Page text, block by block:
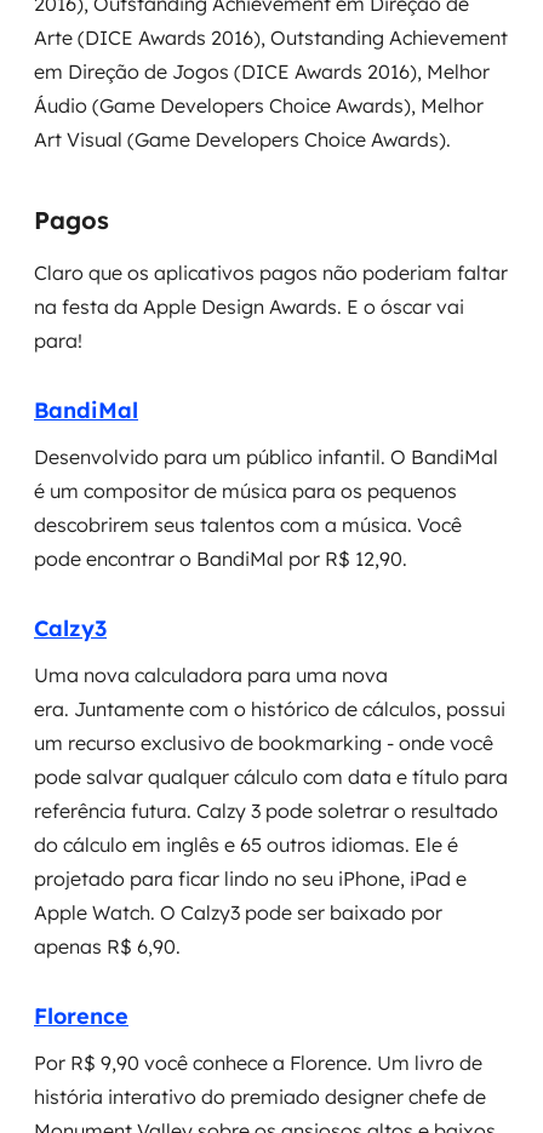
Arte (DICE Awards 2016), Outstanding Achievement
em Direção de Jogos (DICE Awards 2016), Melhor
Áudio (Game Developers Choice Awards), Melhor
Art Visual (Game Developers Choice Awards).
Pagos
Claro que os aplicativos pagos não poderiam faltar
na festa da Apple Design Awards. E o óscar vai
para!
BandiMal
Desenvolvido para um público infantil. O BandiMal
é um compositor de música para os pequenos
descobrirem seus talentos com a música. Você
pode encontrar o BandiMal por R$ 12,90.
Calzy3
Uma nova calculadora para uma nova
era. Juntamente com o histórico de cálculos, possui
um recurso exclusivo de bookmarking - onde você
pode salvar qualquer cálculo com data e título para
referência futura. Calzy 3 pode soletrar o resultado
do cálculo em inglês e 65 outros idiomas. Ele é
projetado para ficar lindo no seu iPhone, iPad e
Apple Watch. O Calzy3 pode ser baixado por
apenas R$ 6,90.
Florence
Por R$ 9,90 você conhece a Florence. Um livro de
história interativo do premiado designer chefe de